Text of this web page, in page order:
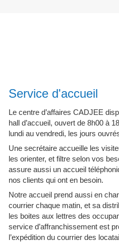
Service d'accueil
Le centre d’affaires CADJEE
hall d’accueil, ouvert de 8h00 à
lundi au vendredi, les jours
Une secrétaire accueille les
les orienter, et filtre selon vos
assure aussi un accueil
nos clients qui ont en besoin.
Notre accueil prend aussi en
courrier chaque matin, et sa
les boites aux lettres des
service d’affranchissement est
l’expédition du courrier des